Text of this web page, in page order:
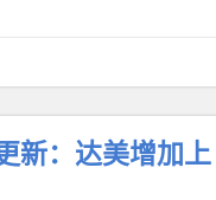
新：达美增加上